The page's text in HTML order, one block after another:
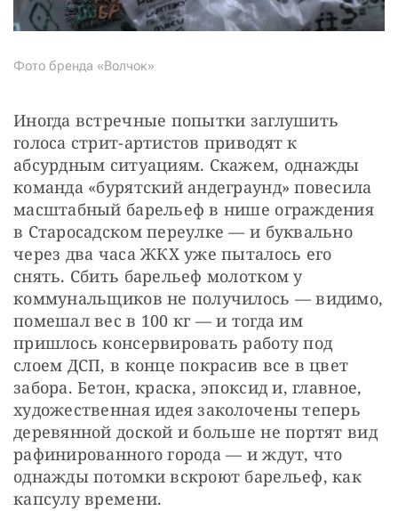
Фото бренда «Волчок»
Иногда встречные попытки заглушить
голоса стрит-артистов приводят к
абсурдным ситуациям. Скажем, однажды
команда «бурятский андеграунд» повесила
масштабный барельеф в нише ограждения
в Старосадском переулке — и буквально
через два часа ЖКХ уже пыталось его
снять. Сбить барельеф молотком у
коммунальщиков не получилось — видимо,
помешал вес в 100 кг — и тогда им
пришлось консервировать работу под
слоем ДСП, в конце покрасив все в цвет
забора. Бетон, краска, эпоксид и, главное,
художественная идея заколочены теперь
деревянной доской и больше не портят вид
рафинированного города — и ждут, что
однажды потомки вскроют барельеф, как
капсулу времени.